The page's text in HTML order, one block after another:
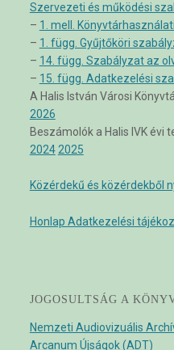
Szervezeti és működési
– 1. mell.
– 1. függ. Gyűjtőköri
– 14. függ. Szabályzat az
– 15. függ. Adatkezelési
A Halis István Városi
2026
Beszámolók a Halis IVK évi
2024 2025
Közérdekű és közérdekből
Honlap Adatkezelési
JOGOSULTSÁG A
Nemzeti Audiovizuális
Arcanum Újságok (ADT)